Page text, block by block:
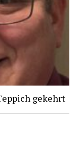
gekehrt